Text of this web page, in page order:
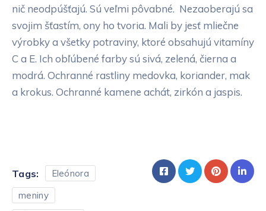
nič neodpúšťajú. Sú veľmi pôvabné. Nezaoberajú sa
svojim šťastím, ony ho tvoria. Mali by jesť mliečne
výrobky a všetky potraviny, ktoré obsahujú vitamíny
C a E. Ich obľúbené farby sú sivá, zelená, čierna a
modrá. Ochranné rastliny medovka, koriander, mak
a krokus. Ochranné kamene achát, zirkón a jaspis.
Tags:
Eleónora
meniny